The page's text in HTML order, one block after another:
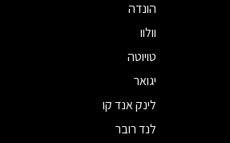
הונדה
וולוו
טויוטה
יגואר
לינק אנד קו
לנד רובר